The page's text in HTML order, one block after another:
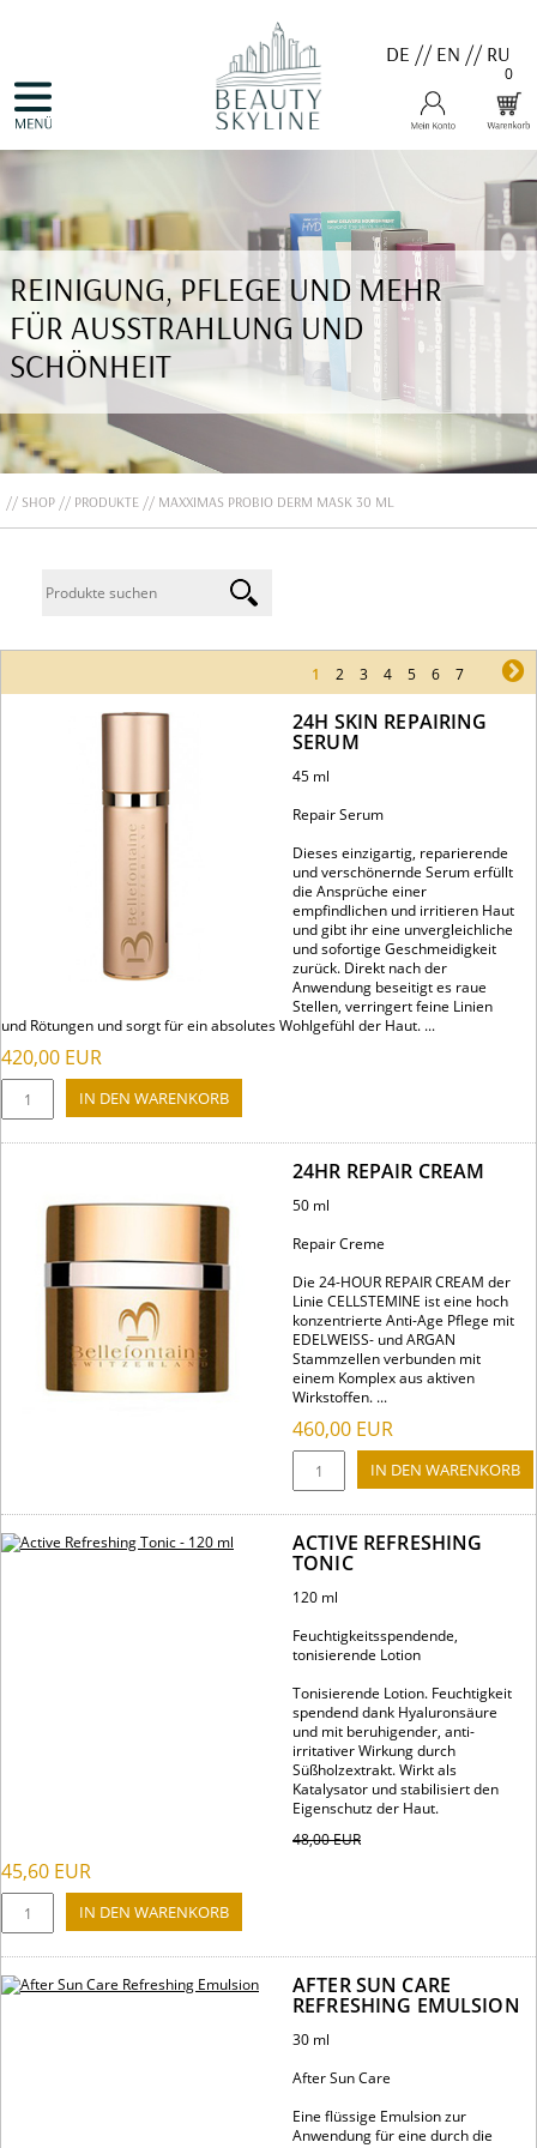
DE //EN //RU
0
NAVIGATION
VALMONT
MENARD
MEDER
COSNOBELL
PROBIO DERM・INFO
BELLEFONTAINE
DERMALOGICA
EVA GARDEN
APHRO CELINA
ANGEBOTE
REINIGUNG, PFLEGE UND MEHR
FÜR AUSSTRAHLUNG UND
SCHÖNHEIT
SHOP PRODUKTE MAXXIMAS PROBIO DERM MASK 30 ML
1 2 3 4 5 6 7
24H SKIN REPAIRING
SERUM
45 ml
Repair Serum
Dieses einzigartig, reparierende
und verschönernde Serum erfüllt
die Ansprüche einer
empfindlichen und irritieren Haut
und gibt ihr eine unvergleichliche
und sofortige Geschmeidigkeit
zurück. Direkt nach der
Anwendung beseitigt es raue
Stellen, verringert feine Linien
und Rötungen und sorgt für ein absolutes Wohlgefühl der Haut. ...
420,00 EUR
24HR REPAIR CREAM
50 ml
Repair Creme
Die 24-HOUR REPAIR CREAM der
Linie CELLSTEMINE ist eine hoch
konzentrierte Anti-Age Pflege mit
EDELWEISS- und ARGAN
Stammzellen verbunden mit
einem Komplex aus aktiven
Wirkstoffen. ...
460,00 EUR
ACTIVE REFRESHING
TONIC
120 ml
Feuchtigkeitsspendende,
tonisierende Lotion
Tonisierende Lotion. Feuchtigkeit
spendend dank Hyaluronsäure
und mit beruhigender, anti-
irritativer Wirkung durch
Süßholzextrakt. Wirkt als
Katalysator und stabilisiert den
Eigenschutz der Haut.
48,00EUR
45,60 EUR
AFTER SUN CARE
REFRESHING EMULSION
30 ml
After Sun Care
Eine flüssige Emulsion zur
Anwendung für eine durch die